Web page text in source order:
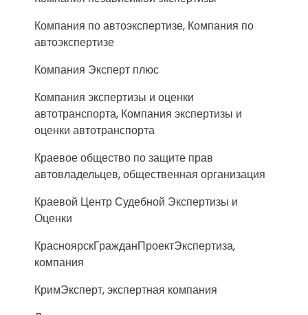
Компания по автоэкспертизе, Компания по
автоэкспертизе
Компания Эксперт плюс
Компания экспертизы и оценки
автотранспорта, Компания экспертизы и
оценки автотранспорта
Краевое общество по защите прав
автовладельцев, общественная организация
Краевой Центр Судебной Экспертизы и
Оценки
КрасноярскГражданПроектЭкспертиза,
компания
КримЭксперт, экспертная компания